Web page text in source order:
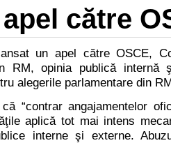
către
un apel către OSCE,
RM, opinia publică internă
alegerile parlamentare din
“contrar angajamentelor
aplică tot mai intens
interne şi externe.